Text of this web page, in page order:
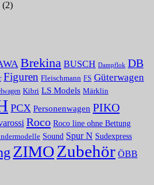
(2)
Brekina BUSCH Dampflok DB
Figuren Fleischmann FS Güterwagen
Kibri LS Models Märklin
PCX Personenwagen PIKO
Roco Roco line ohne Bettung
Sound Spur N Sudexpress
ZIMOZubehör ÖBB